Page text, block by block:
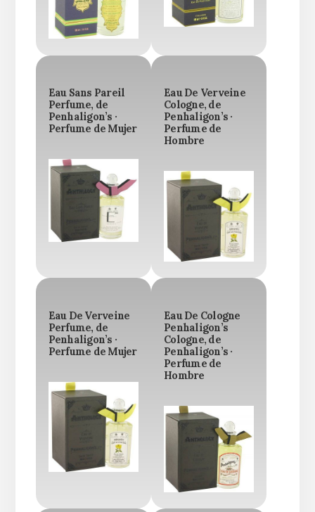
Eau Sans Pareil
Perfume, de
Penhaligon’s ·
Perfume de Mujer
Eau De Verveine
Cologne, de
Penhaligon’s ·
Perfume de
Hombre
Eau De Verveine
Perfume, de
Penhaligon’s ·
Perfume de Mujer
Eau De Cologne
Penhaligon’s
Cologne, de
Penhaligon’s ·
Perfume de
Hombre